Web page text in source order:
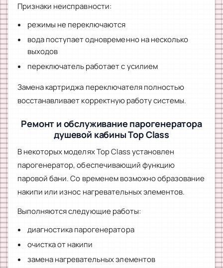
Признаки неисправности:
режимы не переключаются
вода поступает одновременно на несколько
выходов
переключатель работает с усилием
Замена картриджа переключателя полностью
восстанавливает корректную работу системы.
Ремонт и обслуживание парогенератора
душевой кабины Top Class
В некоторых моделях Top Class установлен
парогенератор, обеспечивающий функцию
паровой бани. Со временем возможно образование
накипи или износ нагревательных элементов.
Выполняются следующие работы:
диагностика парогенератора
очистка от накипи
замена нагревательных элементов